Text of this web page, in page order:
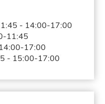
- 14:00-17:00
11:45
14:00-17:00
- 15:00-17:00